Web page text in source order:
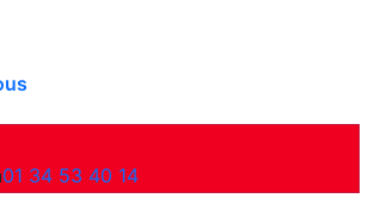
01 34 53 40 14